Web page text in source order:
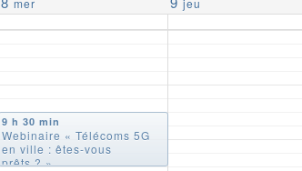
mer jeu
9 h 30 min
Webinaire « Télécoms 5G
en ville : êtes-vous
prêts ? »